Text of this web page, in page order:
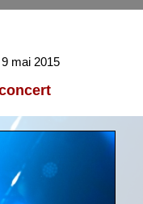
mai 2015